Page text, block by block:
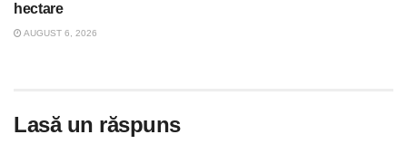
hectare
AUGUST 6, 2026
Lasă un răspuns